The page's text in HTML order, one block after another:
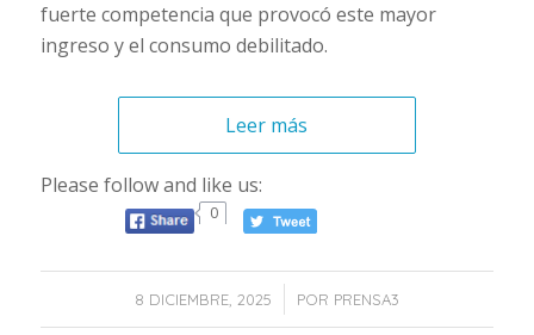
fuerte competencia que provocó este mayor
ingreso y el consumo debilitado.
Leer más
Please follow and like us:
0
8 DICIEMBRE, 2025
/ POR PRENSA3